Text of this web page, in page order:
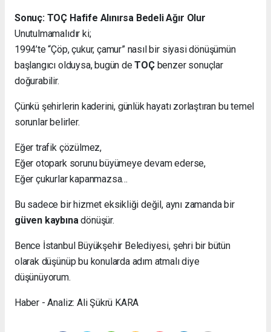
Sonuç: TOÇ Hafife Alınırsa Bedeli Ağır Olur
Unutulmamalıdır ki;
1994’te “Çöp, çukur, çamur” nasıl bir siyasi dönüşümün
başlangıcı olduysa, bugün deTOÇbenzer sonuçlar
doğurabilir.
Çünkü şehirlerin kaderini, günlük hayatı zorlaştıran bu temel
sorunlar belirler.
Eğer trafik çözülmez,
Eğer otopark sorunu büyümeye devam ederse,
Eğer çukurlar kapanmazsa…
Bu sadece bir hizmet eksikliği değil, aynı zamanda bir
güven kaybına dönüşür.
Bence İstanbul Büyükşehir Belediyesi, şehri bir bütün
olarak düşünüp bu konularda adım atmalı diye
düşünüyorum.
Haber - Analiz: Ali Şükrü KARA